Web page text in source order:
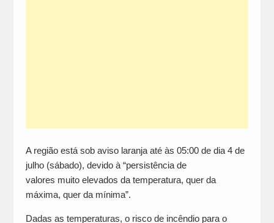
A região está sob aviso laranja até às 05:00 de dia 4 de
julho (sábado), devido à “persistência de
valores muito elevados da temperatura, quer da
máxima, quer da mínima”.
Dadas as temperaturas, o risco de incêndio para o